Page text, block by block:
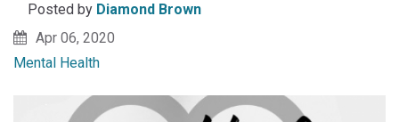
Posted by Diamond Brown
Apr 06, 2020
Mental Health